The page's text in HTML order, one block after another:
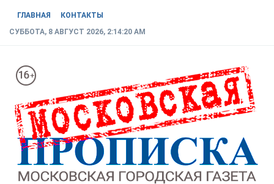
ГЛАВНАЯ
КОНТАКТЫ
СУББОТА, 8 АВГУСТ 2026, 2:14:20 AM